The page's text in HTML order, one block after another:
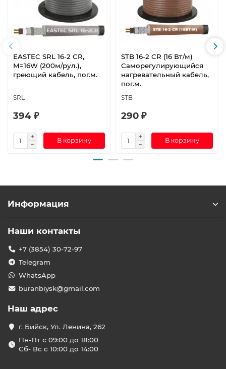
EASTEC SRL 16-2 CR,
M=16W (200м/рул.),
греющий кабель, пог.м.
SRL
394 ₽
В корзину
STB 16-2 CR (16 Вт/м)
Саморегулирующийся
нагревательный кабель,
пог.м.
STB
290 ₽
В корзину
Информация
Наши контакты
+7 (3854) 30-72-97
Telegram
WhatsApp
buranbiysk@gmail.com
Наш адрес
г. Бийск, Ул. Ленина, 262
Пн-Пт с 09:00 до 18:00
Сб- Вс с 10:00 до 14:00